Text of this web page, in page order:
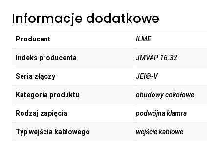
Informacje dodatkowe
Producent ILME
Indeks producenta JMVAP 16.32
Seria złączy JEI®-V
Kategoria produktu obudowy cokołowe
Rodzaj zapięcia podwójna klamra
Typ wejścia kablowego wejście kablowe